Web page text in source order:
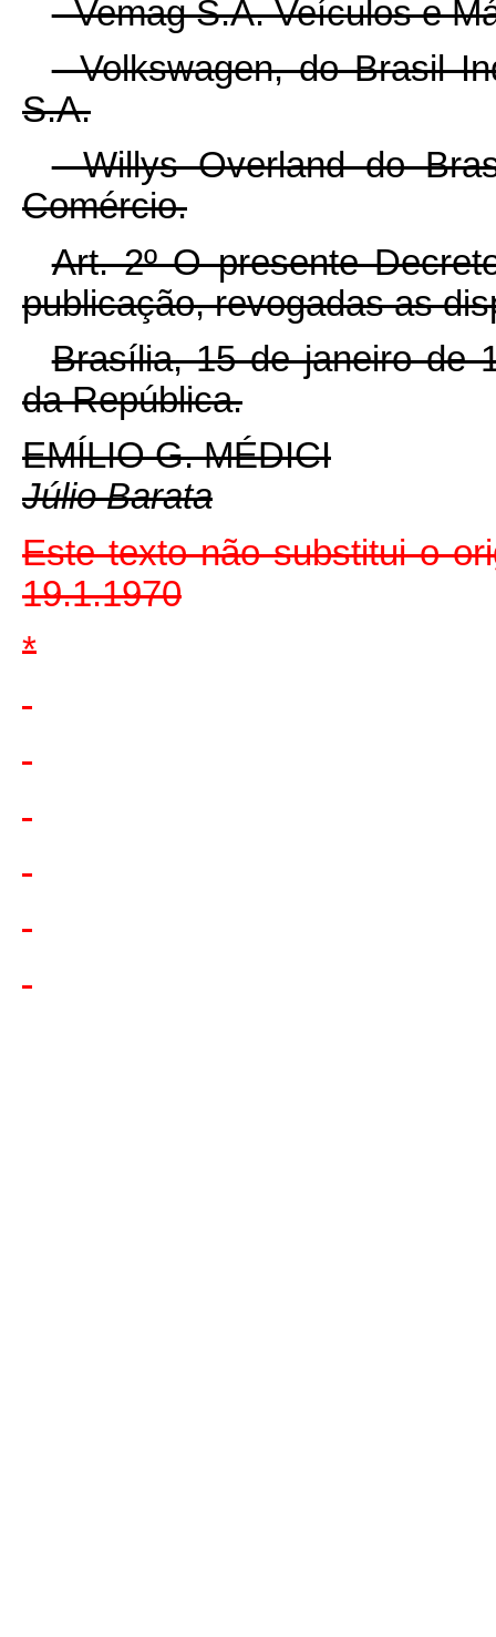
- Vemag S.A. Veículos e
- Volkswagen, do Brasil
S.A.
- Willys Overland do
Comércio.
Art. 2º O presente
publicação, revogadas as
Brasília, 15 de janeiro de
da República.
EMÍLIO G. MÉDICI
Júlio Barata
Este texto não substitui o
19.1.1970
*